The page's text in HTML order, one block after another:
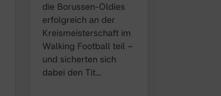
die Borussen-Oldies
erfolgreich an der
Kreismeisterschaft im
Walking Football teil –
und sicherten sich
dabei den Tit…